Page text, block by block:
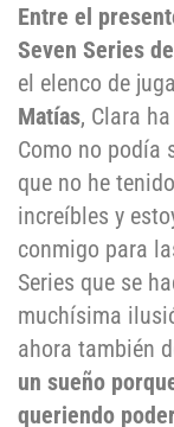
Entre el
Seven Series
el elenco de
Matías, Clara
Como no podía
que no he
increíbles y
conmigo para
Series que se
muchísima
ahora también
un sueño
queriendo